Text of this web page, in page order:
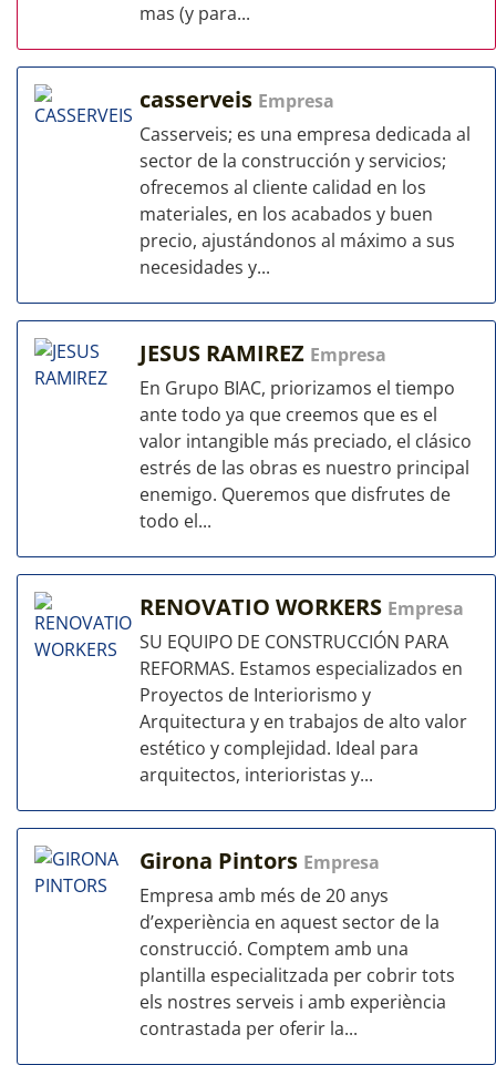
mas (y para...
casserveis Empresa
Casserveis; es una empresa dedicada al
sector de la construcción y servicios;
ofrecemos al cliente calidad en los
materiales, en los acabados y buen
precio, ajustándonos al máximo a sus
necesidades y...
JESUS RAMIREZ Empresa
En Grupo BIAC, priorizamos el tiempo
ante todo ya que creemos que es el
valor intangible más preciado, el clásico
estrés de las obras es nuestro principal
enemigo. Queremos que disfrutes de
todo el...
RENOVATIO WORKERS Empresa
SU EQUIPO DE CONSTRUCCIÓN PARA
REFORMAS. Estamos especializados en
Proyectos de Interiorismo y
Arquitectura y en trabajos de alto valor
estético y complejidad. Ideal para
arquitectos, interioristas y...
Girona Pintors Empresa
Empresa amb més de 20 anys
d’experiència en aquest sector de la
construcció. Comptem amb una
plantilla especialitzada per cobrir tots
els nostres serveis i amb experiència
contrastada per oferir la...